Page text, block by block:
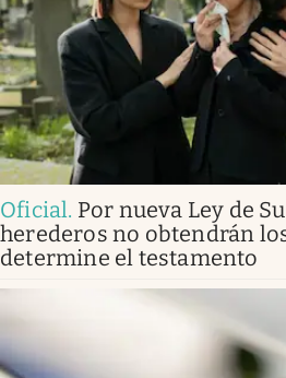
Oficial. Por nueva Ley de
herederos no obtendrán
determine el testamento